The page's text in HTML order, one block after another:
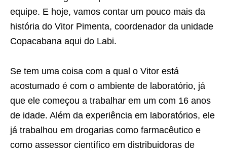
equipe. E hoje, vamos contar um pouco mais da
história do Vitor Pimenta, coordenador da unidade
Copacabana aqui do Labi.
Se tem uma coisa com a qual o Vitor está
acostumado é com o ambiente de laboratório, já
que ele começou a trabalhar em um com 16 anos
de idade. Além da experiência em laboratórios, ele
já trabalhou em drogarias como farmacêutico e
como assessor científico em distribuidoras de